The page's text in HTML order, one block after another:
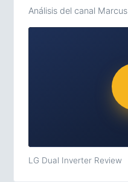
Análisis del canal
LG Dual Inverter Review